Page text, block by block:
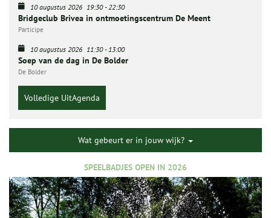
10 augustus 2026 19:30-22:30
Bridgeclub Brivea in ontmoetingscentrum De Meent
Participe
10 augustus 2026 11:30-13:00
Soep van de dag in De Bolder
De Bolder
Volledige UitAgenda
Wat gebeurt er in jouw wijk?
SPEELBADJES OPEN IN 2026